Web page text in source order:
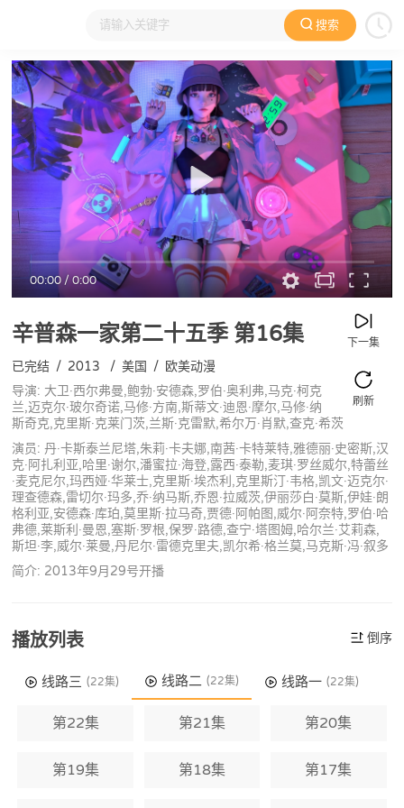
搜索
大家在看 日本动漫 国产动漫 欧美动漫 动漫电影
00:00/0:00
辛普森一家第二十五季第16集 下一集
刷新
已完结 / 2013 / 美国 / 欧美动漫
导演: 大卫·西尔弗曼,鲍勃·安德森,罗伯·奥利弗,马克·柯克
兰,迈克尔·玻尔奇诺,马修·方南,斯蒂文·迪恩·摩尔,马修·纳
斯奇克,克里斯·克莱门茨,兰斯·克雷默,希尔万·肖默,查克·希茨
演员: 丹·卡斯泰兰尼塔,朱莉·卡夫娜,南茜·卡特莱特,雅德丽·史密斯,汉
克·阿扎利亚,哈里·谢尔,潘蜜拉·海登,露西·泰勒,麦琪·罗丝威尔,特蕾丝
·麦克尼尔,玛西娅·华莱士,克里斯·埃杰利,克里斯汀·韦格,凯文·迈克尔·
理查德森,雷切尔·玛多,乔·纳马斯,乔恩·拉威茨,伊丽莎白·莫斯,伊娃·朗
格利亚,安德森·库珀,莫里斯·拉马奇,贾德·阿帕图,威尔·阿奈特,罗伯·哈
弗德,莱斯利·曼恩,塞斯·罗根,保罗·路德,查宁·塔图姆,哈尔兰·艾莉森,
斯坦·李,威尔·莱曼,丹尼尔·雷德克里夫,凯尔希·格兰莫,马克斯·冯·叙多
简介: 2013年9月29号开播
播放列表 倒序
线路三 (22集) 线路二 (22集) 线路一 (22集)
第22集 第21集 第20集
第19集 第18集 第17集